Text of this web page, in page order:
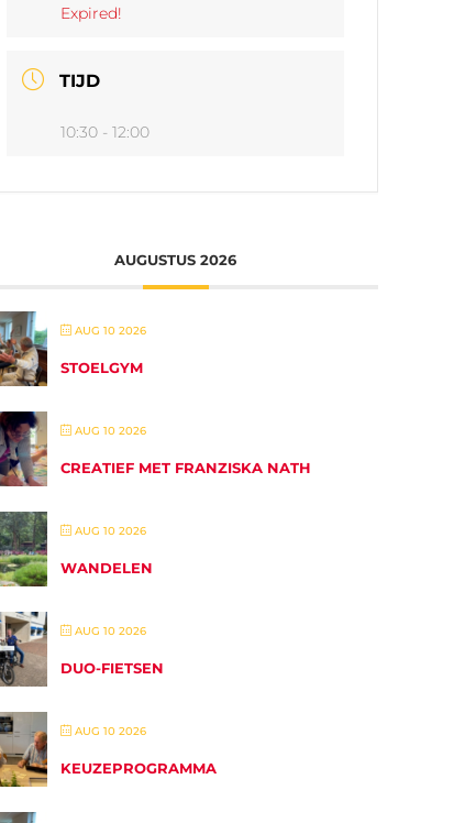
Expired!
TIJD
10:30 - 12:00
AUGUSTUS 2026
AUG 10 2026
STOELGYM
AUG 10 2026
CREATIEF MET FRANZISKA NATH
AUG 10 2026
WANDELEN
AUG 10 2026
DUO-FIETSEN
AUG 10 2026
KEUZEPROGRAMMA